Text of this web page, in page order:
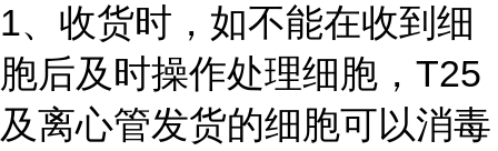
1、收货时，如不能在收到细
胞后及时操作处理细胞，T25
及离心管发货的细胞可以消毒